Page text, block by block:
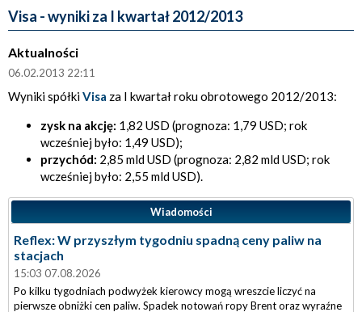
Visa - wyniki za I kwartał 2012/2013
Aktualności
06.02.2013 22:11
Wyniki spółkiVisa za I kwartał roku obrotowego 2012/2013:
zysk na akcję: 1,82 USD (prognoza: 1,79 USD; rok
wcześniej było: 1,49 USD);
przychód: 2,85 mld USD (prognoza: 2,82 mld USD; rok
wcześniej było: 2,55 mld USD).
Wiadomości
Reflex: W przyszłym tygodniu spadną ceny paliw na
stacjach
15:03 07.08.2026
Po kilku tygodniach podwyżek kierowcy mogą wreszcie liczyć na
pierwsze obniżki cen paliw. Spadek notowań ropy Brent oraz wyraźne